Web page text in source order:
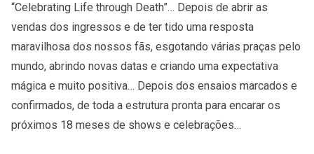
“Celebrating Life through Death”… Depois de abrir as
vendas dos ingressos e de ter tido uma resposta
maravilhosa dos nossos fãs, esgotando várias praças pelo
mundo, abrindo novas datas e criando uma expectativa
mágica e muito positiva… Depois dos ensaios marcados e
confirmados, de toda a estrutura pronta para encarar os
próximos 18 meses de shows e celebrações…